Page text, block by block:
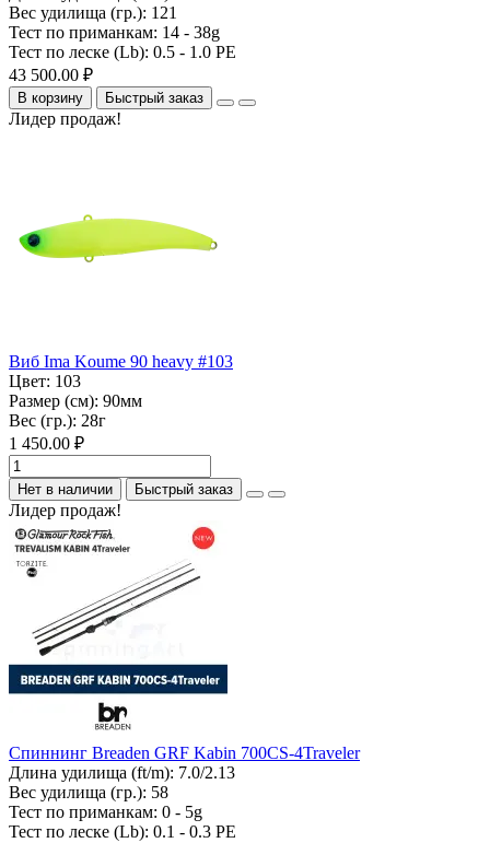
Вес удилища (гр.): 121
Тест по приманкам: 14 - 38g
Тест по леске (Lb): 0.5 - 1.0 PE
43 500.00 ₽
В корзину Быстрый заказ
Лидер продаж!
Виб Ima Koume 90 heavy #103
Цвет: 103
Размер (см): 90мм
Вес (гр.): 28г
1 450.00 ₽
Нет в наличии Быстрый заказ
Лидер продаж!
Спиннинг Breaden GRF Kabin 700CS-4Traveler
Длина удилища (ft/m): 7.0/2.13
Вес удилища (гр.): 58
Тест по приманкам: 0 - 5g
Тест по леске (Lb): 0.1 - 0.3 PE